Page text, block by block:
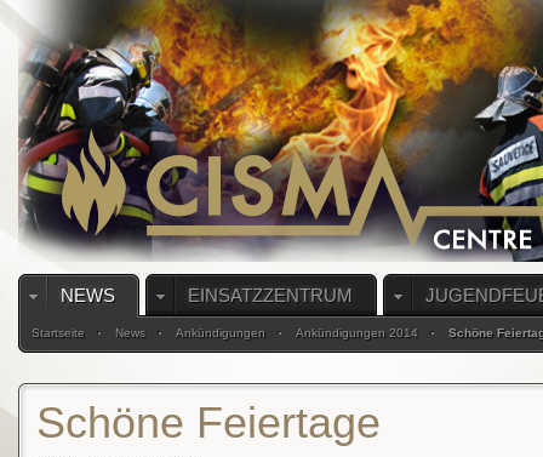
NEWS EINSATZZENTRUM
Startseite News Ankündigungen Ankündigungen 2014 Schöne
Schöne Feiertage